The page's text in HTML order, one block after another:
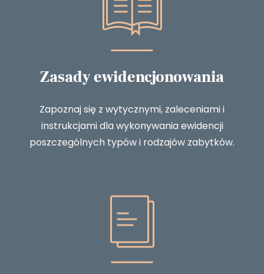
Zasady ewidencjonowania
Zapoznaj się z wytycznymi, zaleceniami i
instrukcjami dla wykonywania ewidencji
poszczególnych typów i rodzajów zabytków.